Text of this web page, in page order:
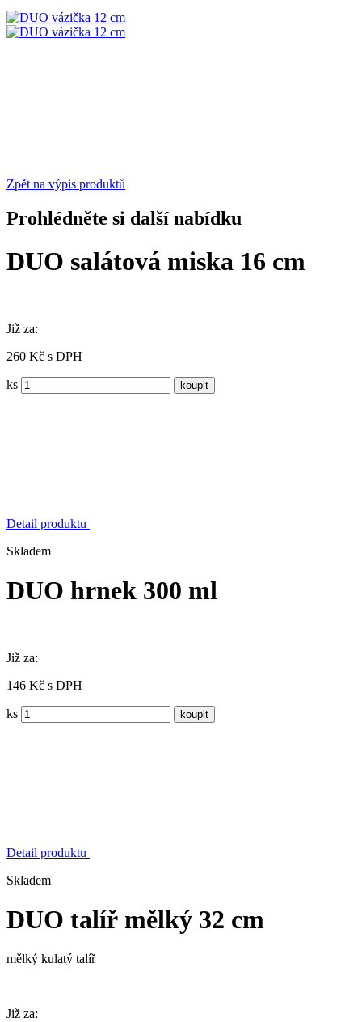
Zpět na výpis produktů
Prohlédněte si další nabídku
DUO salátová miska 16 cm
Již za:
260 Kč s DPH
ks
Detail produktu
Skladem
DUO hrnek 300 ml
Již za:
146 Kč s DPH
ks
Detail produktu
Skladem
DUO talíř mělký 32 cm
mělký kulatý talíř
Již za: